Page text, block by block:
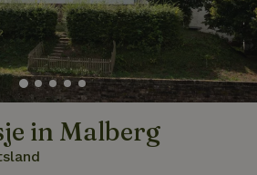
in Malberg